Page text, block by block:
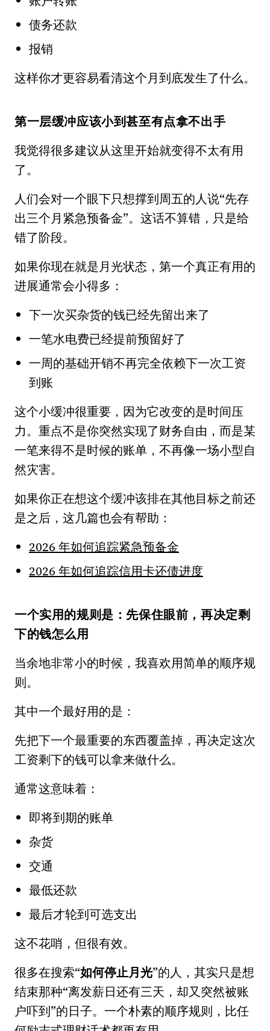
债务还款
报销
这样你才更容易看清这个月到底发生了什么。
第一层缓冲应该小到甚至有点拿不出手
我觉得很多建议从这里开始就变得不太有用
了。
人们会对一个眼下只想撑到周五的人说“先存
出三个月紧急预备金”。这话不算错，只是给
错了阶段。
如果你现在就是月光状态，第一个真正有用的
进展通常会小得多：
下一次买杂货的钱已经先留出来了
一笔水电费已经提前预留好了
一周的基础开销不再完全依赖下一次工资
到账
这个小缓冲很重要，因为它改变的是时间压
力。重点不是你突然实现了财务自由，而是某
一笔来得不是时候的账单，不再像一场小型自
然灾害。
如果你正在想这个缓冲该排在其他目标之前还
是之后，这几篇也会有帮助：
2026 年如何追踪紧急预备金
2026 年如何追踪信用卡还债进度
一个实用的规则是：先保住眼前，再决定剩
下的钱怎么用
当余地非常小的时候，我喜欢用简单的顺序规
则。
其中一个最好用的是：
先把下一个最重要的东西覆盖掉，再决定这次
工资剩下的钱可以拿来做什么。
通常这意味着：
即将到期的账单
杂货
交通
最低还款
最后才轮到可选支出
这不花哨，但很有效。
很多在搜索“如何停止月光”的人，其实只是想
结束那种“离发薪日还有三天，却又突然被账
户吓到”的日子。一个朴素的顺序规则，比任